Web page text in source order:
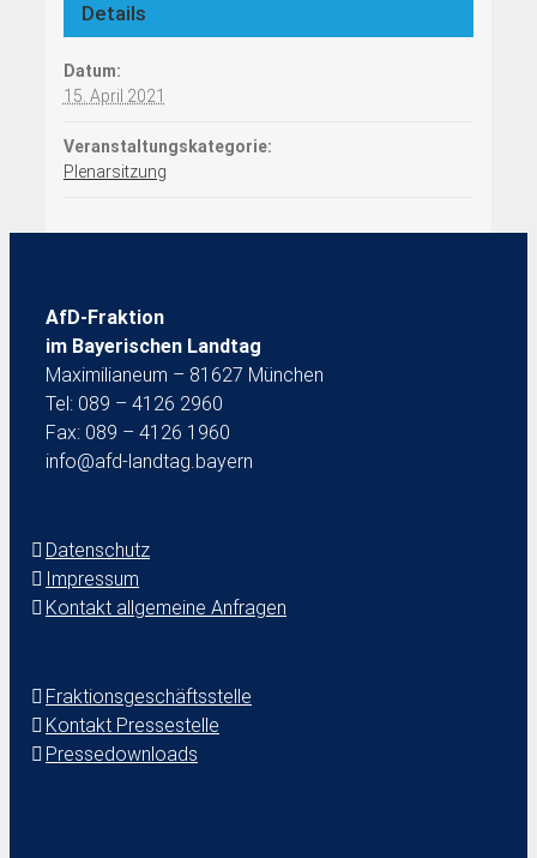
Details
Datum:
15. April 2021
Veranstaltungskategorie:
Plenarsitzung
AfD-Fraktion
im Bayerischen Landtag
Maximilianeum – 81627 München
Tel: 089 – 4126 2960
Fax: 089 – 4126 1960
info@afd-landtag.bayern
Datenschutz
Impressum
Kontakt allgemeine Anfragen
Fraktionsgeschäftsstelle
Kontakt Pressestelle
Pressedownloads